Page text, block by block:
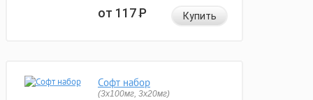
от 117Р Купить
Софт набор
(3x100мг, 3x20мг)